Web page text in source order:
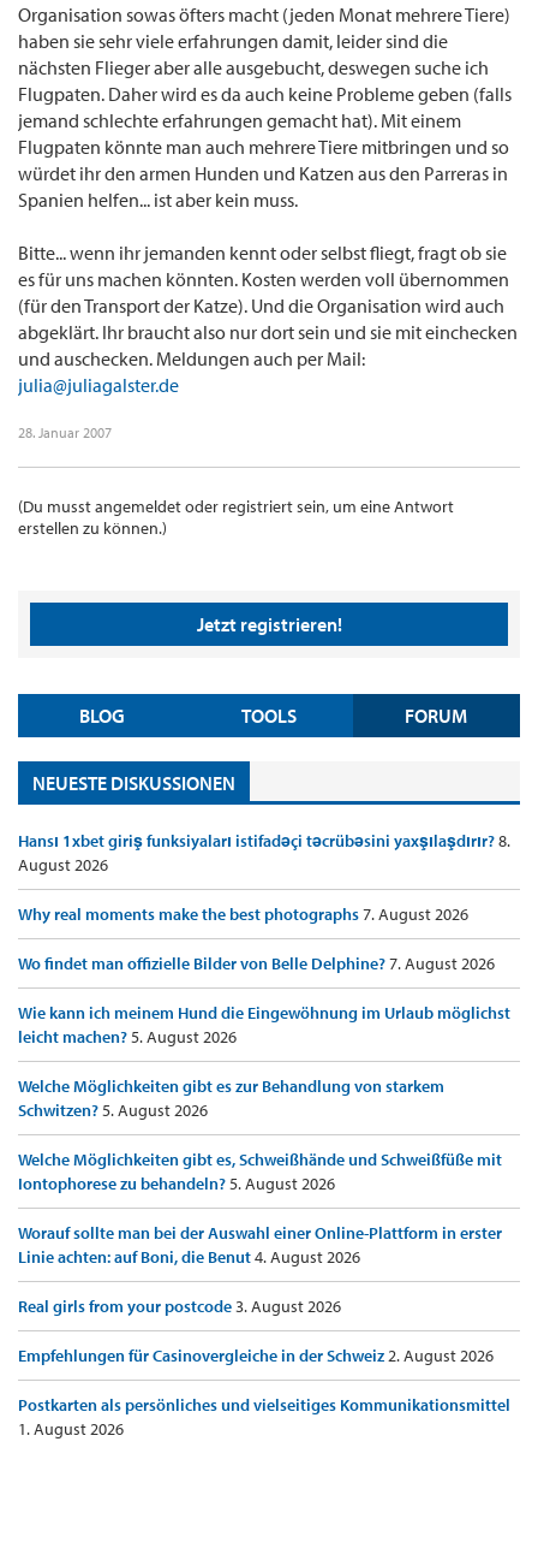
Organisation sowas öfters macht (jeden Monat mehrere Tiere)
haben sie sehr viele erfahrungen damit, leider sind die
nächsten Flieger aber alle ausgebucht, deswegen suche ich
Flugpaten. Daher wird es da auch keine Probleme geben (falls
jemand schlechte erfahrungen gemacht hat). Mit einem
Flugpaten könnte man auch mehrere Tiere mitbringen und so
würdet ihr den armen Hunden und Katzen aus den Parreras in
Spanien helfen... ist aber kein muss.
Bitte... wenn ihr jemanden kennt oder selbst fliegt, fragt ob sie
es für uns machen könnten. Kosten werden voll übernommen
(für den Transport der Katze). Und die Organisation wird auch
abgeklärt. Ihr braucht also nur dort sein und sie mit einchecken
und auschecken. Meldungen auch per Mail:
julia@juliagalster.de
28. Januar 2007
(Du musst angemeldet oder registriert sein, um eine Antwort
erstellen zu können.)
Jetzt registrieren!
BLOG TOOLS FORUM
NEUESTE DISKUSSIONEN
Hansı 1xbet giriş funksiyaları istifadəçi təcrübəsini yaxşılaşdırır?8.
August 2026
Why real moments make the best photographs7. August 2026
Wo findet man offizielle Bilder von Belle Delphine?7. August 2026
Wie kann ich meinem Hund die Eingewöhnung im Urlaub möglichst
leicht machen?5. August 2026
Welche Möglichkeiten gibt es zur Behandlung von starkem
Schwitzen?5. August 2026
Welche Möglichkeiten gibt es, Schweißhände und Schweißfüße mit
Iontophorese zu behandeln?5. August 2026
Worauf sollte man bei der Auswahl einer Online-Plattform in erster
Linie achten: auf Boni, die Benut4. August 2026
Real girls from your postcode3. August 2026
Empfehlungen für Casinovergleiche in der Schweiz2. August 2026
Postkarten als persönliches und vielseitiges Kommunikationsmittel
1. August 2026